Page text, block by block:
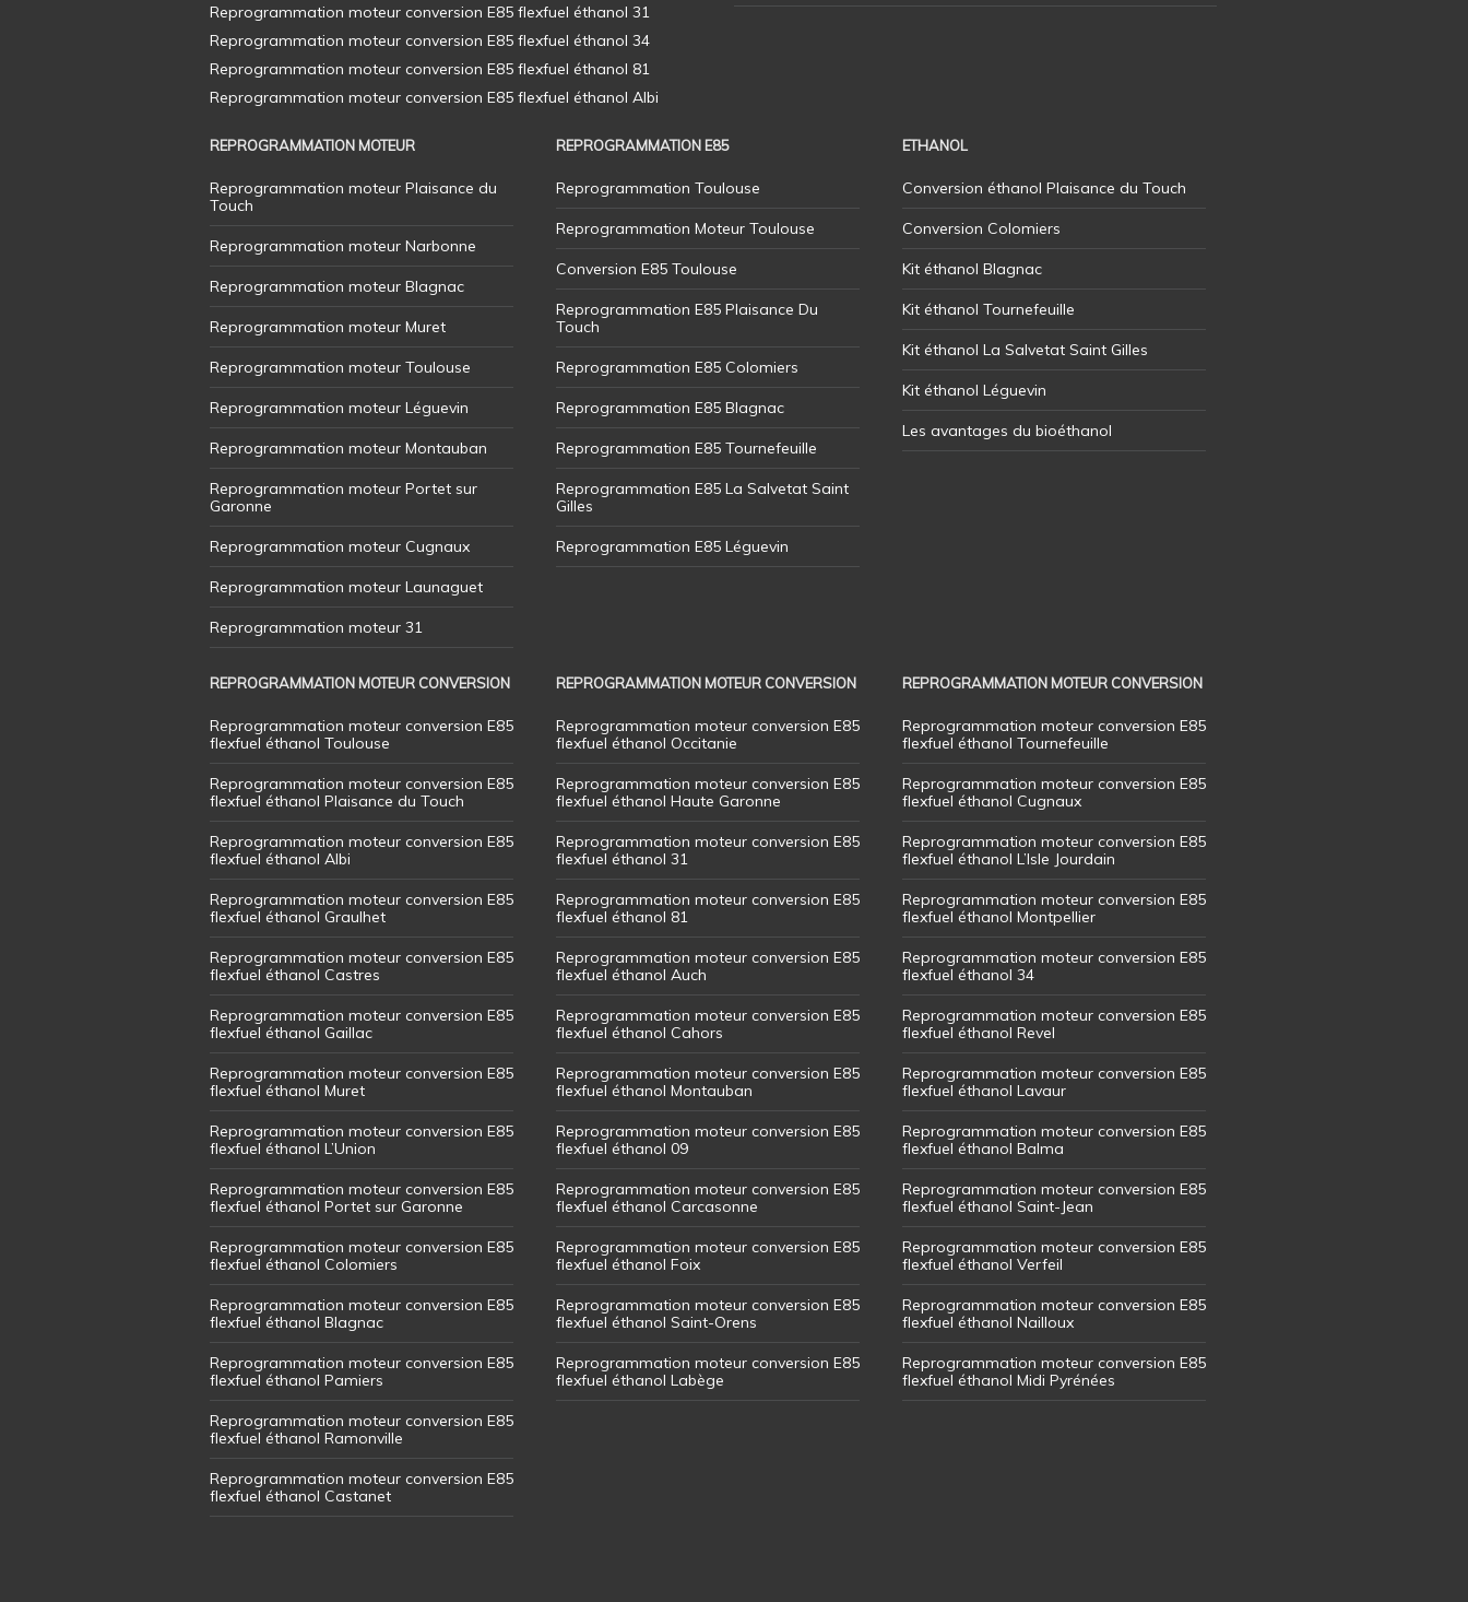
REPROGRAMMATION MOTEUR
Reprogrammation moteur Plaisance du
Touch
Reprogrammation moteur Narbonne
Reprogrammation moteur Blagnac
Reprogrammation moteur Muret
Reprogrammation moteur Toulouse
Reprogrammation moteur Léguevin
Reprogrammation moteur Montauban
Reprogrammation moteur Portet sur
Garonne
Reprogrammation moteur Cugnaux
Reprogrammation moteur Launaguet
Reprogrammation moteur 31
REPROGRAMMATION E85
Reprogrammation Toulouse
Reprogrammation Moteur Toulouse
Conversion E85 Toulouse
Reprogrammation E85 Plaisance Du
Touch
Reprogrammation E85 Colomiers
Reprogrammation E85 Blagnac
Reprogrammation E85 Tournefeuille
Reprogrammation E85 La Salvetat Saint
Gilles
Reprogrammation E85 Léguevin
ETHANOL
Conversion éthanol Plaisance du Touch
Conversion Colomiers
Kit éthanol Blagnac
Kit éthanol Tournefeuille
Kit éthanol La Salvetat Saint Gilles
Kit éthanol Léguevin
Les avantages du bioéthanol
REPROGRAMMATION MOTEUR CONVERSION
Reprogrammation moteur conversion E85
flexfuel éthanol Toulouse
Reprogrammation moteur conversion E85
flexfuel éthanol Plaisance du Touch
Reprogrammation moteur conversion E85
flexfuel éthanol Albi
Reprogrammation moteur conversion E85
flexfuel éthanol Graulhet
Reprogrammation moteur conversion E85
flexfuel éthanol Castres
Reprogrammation moteur conversion E85
flexfuel éthanol Gaillac
Reprogrammation moteur conversion E85
flexfuel éthanol Muret
Reprogrammation moteur conversion E85
flexfuel éthanol L’Union
Reprogrammation moteur conversion E85
flexfuel éthanol Portet sur Garonne
Reprogrammation moteur conversion E85
flexfuel éthanol Colomiers
Reprogrammation moteur conversion E85
flexfuel éthanol Blagnac
Reprogrammation moteur conversion E85
flexfuel éthanol Pamiers
Reprogrammation moteur conversion E85
flexfuel éthanol Ramonville
Reprogrammation moteur conversion E85
flexfuel éthanol Castanet
REPROGRAMMATION MOTEUR CONVERSION
Reprogrammation moteur conversion E85
flexfuel éthanol Occitanie
Reprogrammation moteur conversion E85
flexfuel éthanol Haute Garonne
Reprogrammation moteur conversion E85
flexfuel éthanol 31
Reprogrammation moteur conversion E85
flexfuel éthanol 81
Reprogrammation moteur conversion E85
flexfuel éthanol Auch
Reprogrammation moteur conversion E85
flexfuel éthanol Cahors
Reprogrammation moteur conversion E85
flexfuel éthanol Montauban
Reprogrammation moteur conversion E85
flexfuel éthanol 09
Reprogrammation moteur conversion E85
flexfuel éthanol Carcasonne
Reprogrammation moteur conversion E85
flexfuel éthanol Foix
Reprogrammation moteur conversion E85
flexfuel éthanol Saint-Orens
Reprogrammation moteur conversion E85
flexfuel éthanol Labège
REPROGRAMMATION MOTEUR CONVERSION
Reprogrammation moteur conversion E85
flexfuel éthanol Tournefeuille
Reprogrammation moteur conversion E85
flexfuel éthanol Cugnaux
Reprogrammation moteur conversion E85
flexfuel éthanol L’Isle Jourdain
Reprogrammation moteur conversion E85
flexfuel éthanol Montpellier
Reprogrammation moteur conversion E85
flexfuel éthanol 34
Reprogrammation moteur conversion E85
flexfuel éthanol Revel
Reprogrammation moteur conversion E85
flexfuel éthanol Lavaur
Reprogrammation moteur conversion E85
flexfuel éthanol Balma
Reprogrammation moteur conversion E85
flexfuel éthanol Saint-Jean
Reprogrammation moteur conversion E85
flexfuel éthanol Verfeil
Reprogrammation moteur conversion E85
flexfuel éthanol Nailloux
Reprogrammation moteur conversion E85
flexfuel éthanol Midi Pyrénées
Reprogrammation moteur conversion E85 flexfuel éthanol 31
Reprogrammation moteur conversion E85 flexfuel éthanol 34
Reprogrammation moteur conversion E85 flexfuel éthanol 81
Reprogrammation moteur conversion E85 flexfuel éthanol Albi